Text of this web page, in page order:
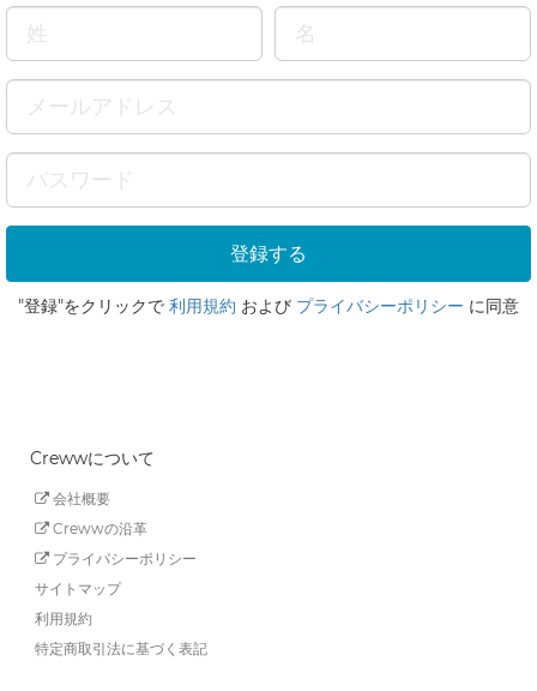
"登録"をクリックで 利用規約 および プライバシーポリシー に同意
Crewwについて
会社概要
Crewwの沿革
プライバシーポリシー
サイトマップ
利用規約
特定商取引法に基づく表記